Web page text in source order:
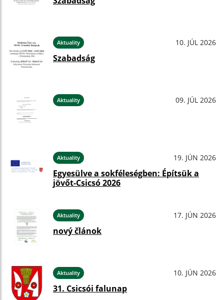
Aktuality 10. JÚL 2026
Szabadság
Aktuality 09. JÚL 2026
Aktuality 19. JÚN 2026
Egyesülve a sokféleségben: Építsük a
jövőt-Csicsó 2026
Aktuality 17. JÚN 2026
nový článok
Aktuality 10. JÚN 2026
31. Csicsói falunap